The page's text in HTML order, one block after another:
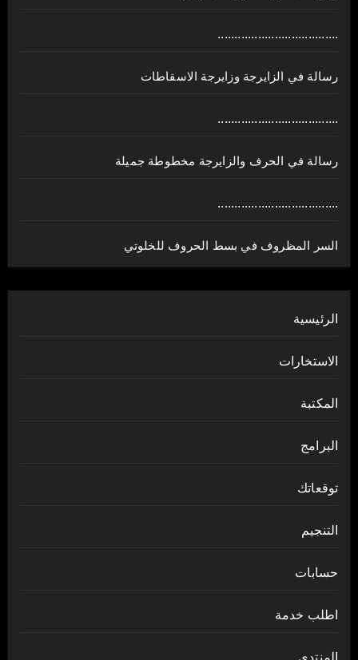
....................................
رسالة في الزايرجة وزايرجة الاسقاطات
....................................
رسالة في الحرف والزايرجة مخطوطة جميلة
....................................
السر المظروف في بسط الحروف للخلوتي
الرئيسية
الاستخارات
المكتبة
البرامج
توقعاتك
التنجيم
حسابات
اطلب خدمة